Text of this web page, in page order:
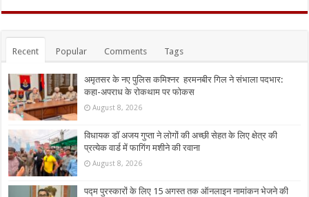
Recent Popular Comments Tags
अमृतसर के नए पुलिस कमिश्नर हरमनबीर गिल ने संभाला पदभार:
कहा-अपराध के रोकथाम पर फोकस
August 8, 2026
विधायक डॉ अजय गुप्ता ने लोगों की अच्छी सेहत के लिए क्षेत्र की
प्रत्येक वार्ड में फागिंग मशीने की रवाना
August 8, 2026
पद्म पुरस्कारों के लिए 15 अगस्त तक ऑनलाइन नामांकन भेजने की